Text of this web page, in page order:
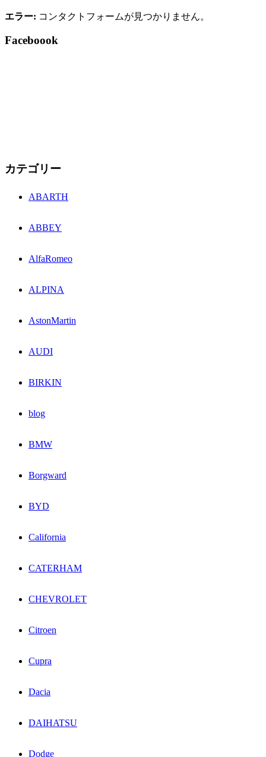
エラー: コンタクトフォームが見つかりません。
Faceboook
カテゴリー
ABARTH
ABBEY
AlfaRomeo
ALPINA
AstonMartin
AUDI
BIRKIN
blog
BMW
Borgward
BYD
California
CATERHAM
CHEVROLET
Citroen
Cupra
Dacia
DAIHATSU
Dodge